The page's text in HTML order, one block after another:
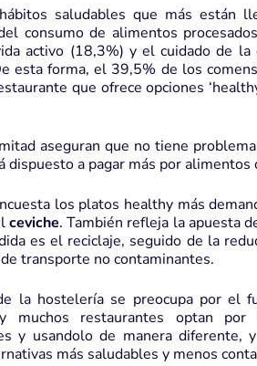
saludables que más están
consumo de alimentos
activo (18,3%) y el cuidado de
esta forma, el 39,5% de los
que ofrece opciones
aseguran que no tiene
dispuesto a pagar más por alimentos
los platos healthy más
ceviche. También refleja la apuesta
es el reciclaje, seguido de la
transporte no contaminantes.
la hostelería se preocupa por el
muchos restaurantes optan
y usandolo de manera diferente,
más saludables y menos